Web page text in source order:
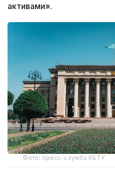
активами».
Фото: пресс-служба КБТУ